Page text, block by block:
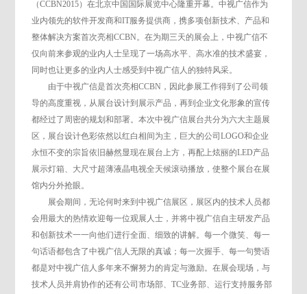
（CCBN2015）在北京中国国际展览中心隆重开幕。中视广信作为
业内领先的软件开发商和IT服务提供商，携多项创新技术、产品和
整体解决方案首次亮相CCBN。在为期三天的展会上，中视广信不
仅向前来参观的业内人士呈现了一场高水平、高水准的技术盛宴，
同时也让更多的业内人士感受到中视广信人的独特风采。
由于中视广信是首次亮相CCBN，因此参展工作得到了公司领
导的高度重视，从展台设计到展示产品，再到企业文化形象的宣传
都经过了周密的规划和部署。本次中视广信展台共分为六大主题展
区，展台设计色彩依然以红白相间为主，巨大的公司LOGO和企业
永恒不变的宗旨依旧赫然显现在展台上方，再配上炫丽的LED产品
展示灯箱、大尺寸超薄液晶电视全天候滚动播放，使整个展台在展
馆内分外抢眼。
展会期间，无论何时来到中视广信展区，展区内的技术人员都
会用最大的热情欢迎每一位观展人士，并将中视广信自主研发产品
和创新技术一一向他们进行全面、细致的讲解。每一个微笑、每一
句话语都包含了中视广信人无限的真诚；每一次握手、每一句赞语
都是对中视广信人多年来不懈努力的肯定与激励。在展会现场，与
技术人员并肩协作的还有公司市场部、TC业务部、运行支持服务部